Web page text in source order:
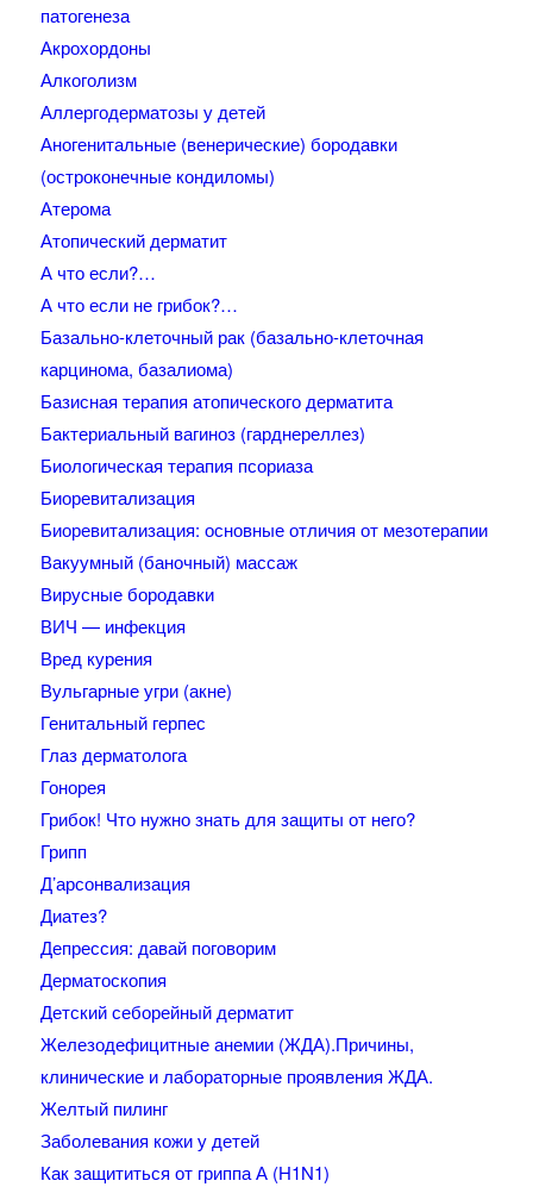
патогенеза
Акрохордоны
Алкоголизм
Аллергодерматозы у детей
Аногенитальные (венерические) бородавки
(остроконечные кондиломы)
Атерома
Атопический дерматит
А что если?…
А что если не грибок?…
Базально-клеточный рак (базально-клеточная
карцинома, базалиома)
Базисная терапия атопического дерматита
Бактериальный вагиноз (гарднереллез)
Биологическая терапия псориаза
Биоревитализация
Биоревитализация: основные отличия от мезотерапии
Вакуумный (баночный) массаж
Вирусные бородавки
ВИЧ — инфекция
Вред курения
Вульгарные угри (акне)
Генитальный герпес
Глаз дерматолога
Гонорея
Грибок! Что нужно знать для защиты от него?
Грипп
Д’арсонвализация
Диатез?
Депрессия: давай поговорим
Дерматоскопия
Детский себорейный дерматит
Железодефицитные анемии (ЖДА).Причины,
клинические и лабораторные проявления ЖДА.
Желтый пилинг
Заболевания кожи у детей
Как защититься от гриппа А (H1N1)